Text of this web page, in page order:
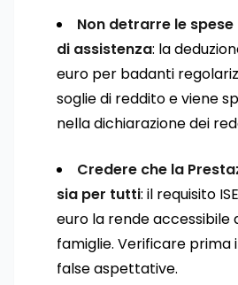
Non detrarre le
di assistenza: la
euro per badanti
soglie di reddito e viene
nella dichiarazione dei
Credere che la
sia per tutti: il requisito
euro la rende accessibile
famiglie. Verificare prima
false aspettative.